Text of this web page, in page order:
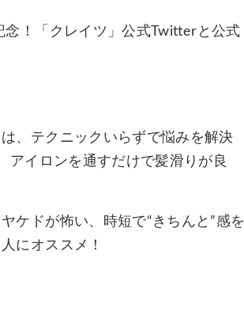
念！「クレイツ」公式Twitterと公式
、テクニックいらずで悩みを解決
イロンを通すだけで髪滑りが良
ケドが怖い、時短で“きちんと”感を
にオススメ！